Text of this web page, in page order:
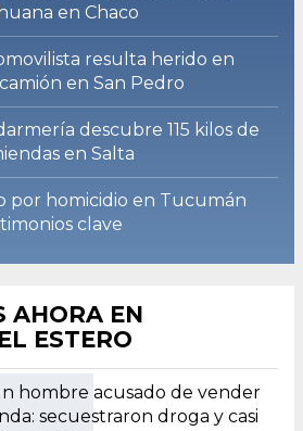
en Chaco
resulta herido en
en San Pedro
descubre 115 kilos de
en Salta
por homicidio en Tucumán
clave
AHORA EN
ESTERO
hombre acusado de vender
secuestraron droga y casi